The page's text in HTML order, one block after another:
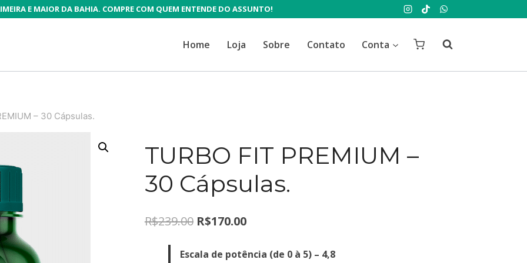
E MAIOR DA BAHIA. COMPRE COM QUEM ENTENDE DO ASSUNTO!
Home Loja Sobre Contato Conta
– 30 Cápsulas.
TURBO FIT PREMIUM –
30 Cápsulas.
R$239.00 O
R$170.00O
Escala de potência (de 0 à 5) – 4,8